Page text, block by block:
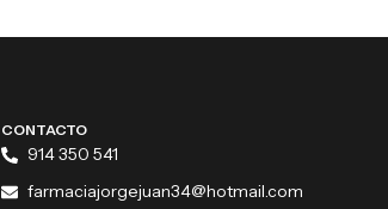
CONTACTO
914 350 541
farmaciajorgejuan34@hotmail.com